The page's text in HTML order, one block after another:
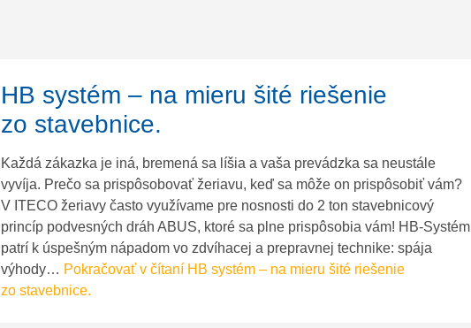
HB systém – na mieru šité riešenie
zo stavebnice.
Každá zákazka je iná, bremená sa líšia a vaša prevádzka sa neustále
vyvíja. Prečo sa prispôsobovať žeriavu, keď sa môže on prispôsobiť vám?
V ITECO žeriavy často využívame pre nosnosti do 2 ton stavebnicový
princíp podvesných dráh ABUS, ktoré sa plne prispôsobia vám! HB-Systém
patrí k úspešným nápadom vo zdvíhacej a prepravnej technike: spája
výhody… Pokračovať v čítaní HB systém – na mieru šité riešenie
zo stavebnice.